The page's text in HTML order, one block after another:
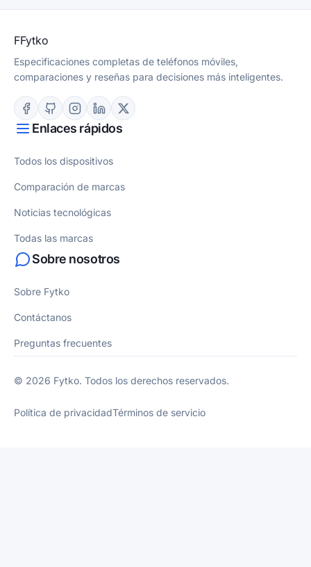
FFytko
Especificaciones completas de teléfonos móviles,
comparaciones y reseñas para decisiones más inteligentes.
Enlaces rápidos
Todos los dispositivos
Comparación de marcas
Noticias tecnológicas
Todas las marcas
Sobre nosotros
Sobre Fytko
Contáctanos
Preguntas frecuentes
© 2026 Fytko. Todos los derechos reservados.
Política de privacidadTérminos de servicio